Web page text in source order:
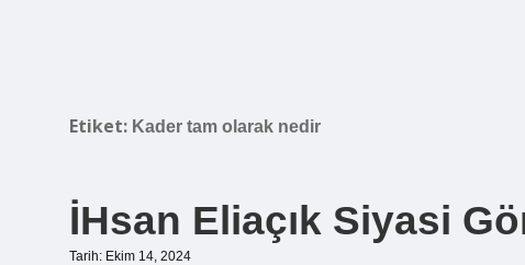
Etiket: Kader tam olarak nedir
İHsan Eliaçık Siyasi
Tarih: Ekim 14, 2024